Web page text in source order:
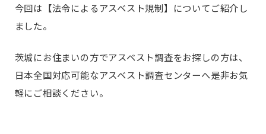
今回は【法令によるアスベスト規制】についてご紹介し
ました。
茨城にお住まいの方でアスベスト調査をお探しの方は、
日本全国対応可能なアスベスト調査センターへ是非お気
軽にご相談ください。